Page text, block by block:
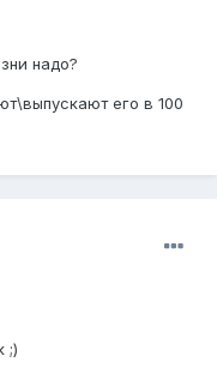
надо?
его в 100
;)